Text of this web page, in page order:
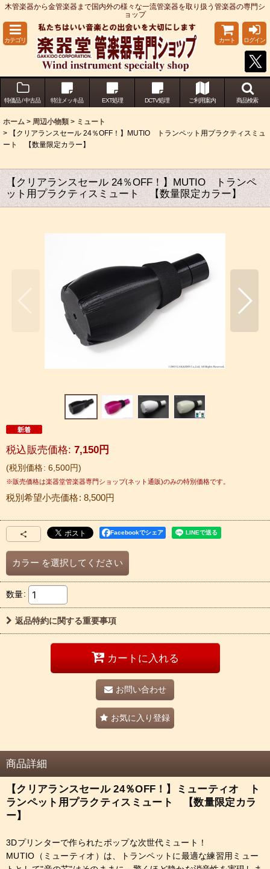
木管楽器から金管楽器まで国内外の様々な一流管楽器を取り扱う管楽器の専門シ
ョップ
カテゴリ カート ログイン
特価品 / 中古品 特注メッキ品 EXT処理 DCTV処理 ご利用案内 商品検索
ホーム > 周辺小物類 > ミュート
>
【クリアランスセール 24％OFF！】MUTIO トランペット用プラクティスミュ
ート 【数量限定カラー】
【クリアランスセール 24％OFF！】MUTIO トランペ
ット用プラクティスミュート 【数量限定カラー】
税別価格: 6,500円
税込 : 7,150円
税別希望小売価格: 8,500円
Facebookでシェア
カラー を選択してください
数量:
返品特約に関する重要事項
カートに入れる
お問い合わせ
お気に入り登録
商品詳細
【クリアランスセール 24％OFF！】ミューティオ ト
ランペット用プラクティスミュート 【数量限定カラ
ー】
3Dプリンターで作られたポップな次世代ミュート！
MUTIO（ミューティオ）は、トランペットに最適な練習用ミュー